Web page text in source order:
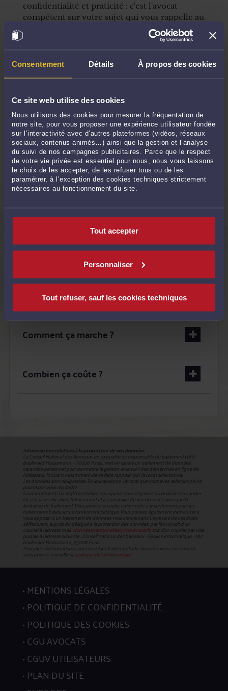
Consentement Détails À propos des cookies
Ce site web utilise des cookies
Nous utilisons des cookies pour mesurer la fréquentation de
notre site, pour vous proposer une expérience utilisateur fondée
sur l’interactivité avec d’autres plateformes (vidéos, réseaux
sociaux, contenus animés…) ainsi que la gestion et l’analyse
du suivi de nos campagnes publicitaires. Parce que le respect
de votre vie privée est essentiel pour nous, nous vous laissons
le choix de les accepter, de les refuser tous ou de les
paramétrer, à l’exception des cookies techniques strictement
nécessaires au fonctionnement du site.
Tout accepter
Personnaliser
Tout refuser, sauf les cookies techniques
confidentialité et praticité : c'est l'avocat
compétent sur votre sujet qui vous rappelle au
Comment ça marche ?
2 Faites une demande de rappel
3 Votre avocat vous contacte
QUESTIONS FRÉQUEMMENT POSÉES
Quand utiliser le service ?
C'est pour qui ?
Comment ça marche ?
Combien ça coûte ?
Informations relatives à la protection de vos données
Le Conseil National des Barreaux, en sa qualité de responsable du traitement (180
boulevard Haussmann – 75008 Paris), met en œuvre un traitement de données
caractère personnel pour permettre la gestion et le suivi des démarches en ligne de
l'utilisateur, incluant notamment de se faire rappeler par l'avocat sélectionné.
Les données sont obligatoires. En leur absence, l'avocat que vous avez sélectionné ne
pourra pas vous répondre.
Conformément à la réglementation en vigueur, vous disposez du droit de demander
l'accès, la rectification, l’effacement et la portabilité de vos données ainsi que la
limitation du traitement. Vous pouvez en outre retirer votre consentement pour les
traitements basés sur ce fondement juridique. Vous pouvez également demander à
vous opposer à un traitement de données vous concernant. L’exercice de ces droits
s’effectuent, auprès du délégué à la protection des données, par l’envoi soit d’un
courriel à l’adresse mail : donneespersonnelles@cnb.avocat.fr, soit d’un courrier par voie
postale à l’adresse suivante : Conseil national des barreaux - Service informatique - 180
boulevard Haussmann, 75008 Paris.
Pour plus d’informations concernant les traitements de données vous concernant,
vous pouvez consulter lapolitique de confidentialité.
MENTIONS LÉGALES
POLITIQUE DE CONFIDENTIALITÉ
POLITIQUE DES COOKIES
CGU AVOCATS
CGUV UTILISATEURS
PLAN DU SITE